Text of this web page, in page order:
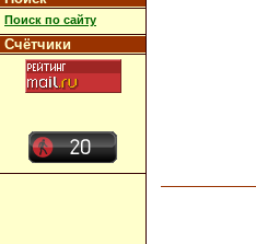
Поиск по сайту
Счётчики